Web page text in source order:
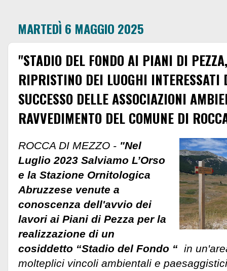
MARTEDÌ 6 MAGGIO 2025
"STADIO DEL FONDO AI PIANI DI
RIPRISTINO DEI LUOGHI
SUCCESSO DELLE ASSOCIAZIONI
RAVVEDIMENTO DEL COMUNE DI
ROCCA DI MEZZO - "Nel
Luglio 2023 Salviamo L’Orso
e la Stazione Ornitologica
Abruzzese venute a
conoscenza dell'avvio dei
lavori ai Piani di Pezza per la
realizzazione di un
cosiddetto “Stadio del Fondo “ in
molteplici vincoli ambientali e